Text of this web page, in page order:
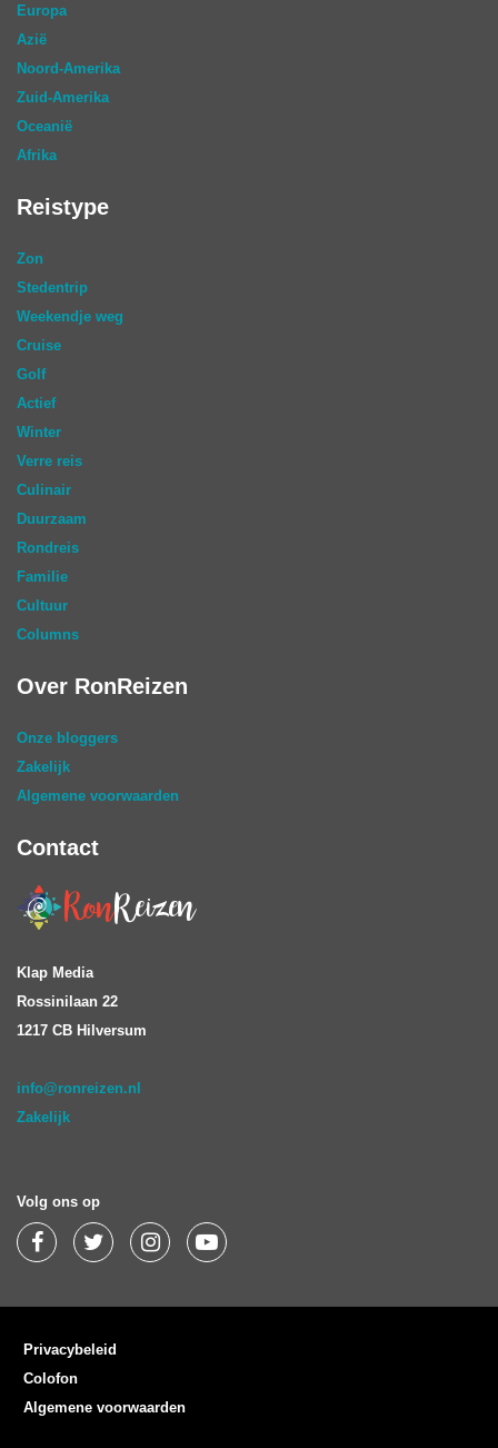
Europa
Azië
Noord-Amerika
Zuid-Amerika
Oceanië
Afrika
Reistype
Zon
Stedentrip
Weekendje weg
Cruise
Golf
Actief
Winter
Verre reis
Culinair
Duurzaam
Rondreis
Familie
Cultuur
Columns
Over RonReizen
Onze bloggers
Zakelijk
Algemene voorwaarden
Contact
Klap Media
Rossinilaan 22
1217 CB Hilversum
info@ronreizen.nl
Zakelijk
Volg ons op
Privacybeleid
Colofon
Algemene voorwaarden